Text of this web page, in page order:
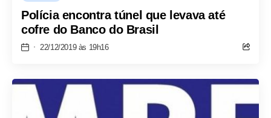
Polícia encontra túnel que levava até
cofre do Banco do Brasil
22/12/2019 às 19h16